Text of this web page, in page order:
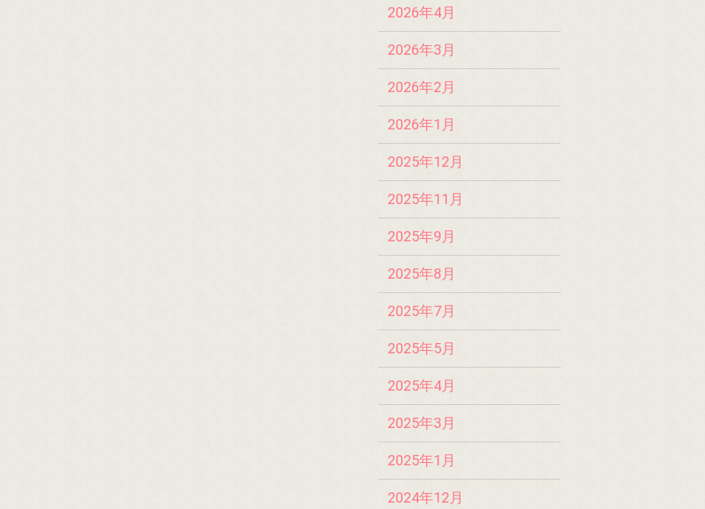
2026年4月
2026年3月
2026年2月
2026年1月
2025年12月
2025年11月
2025年9月
2025年8月
2025年7月
2025年5月
2025年4月
2025年3月
2025年1月
2024年12月